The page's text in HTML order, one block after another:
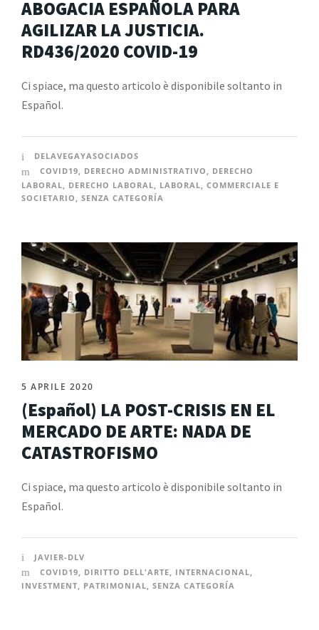
ABOGACIA ESPAÑOLA PARA
AGILIZAR LA JUSTICIA.
RD436/2020 COVID-19
Ci spiace, ma questo articolo è disponibile soltanto in
Español.
DELAVEGAYASOCIADOS
COVID19, DERECHO ADMINISTRATIVO , DERECHO
LABORAL
DERECHO LABORAL LABORAL COMMERCIALE E
SOCIETARIO
SENZA CATEGORÍA
5 APRILE 2020
(Español) LA POST-CRISIS EN EL
MERCADO DE ARTE: NADA DE
CATASTROFISMO
Ci spiace, ma questo articolo è disponibile soltanto in
Español.
JAVIER-DLV
COVID19
DIRITTO DELL'ARTE INTERNACIONAL
INVESTMENT
PATRIMONIAL SENZA CATEGORÍA